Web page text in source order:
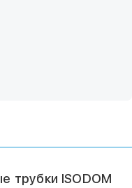
трубки ISODOM